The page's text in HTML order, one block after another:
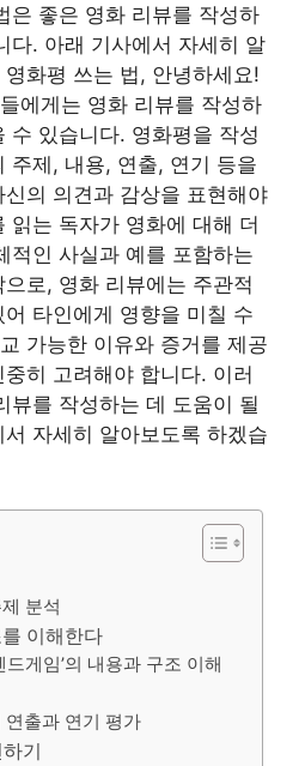
은 좋은 영화 리뷰를 작성하
다. 아래 기사에서 자세히 알
화평 쓰는 법, 안녕하세요!
에게는 영화 리뷰를 작성하
수 있습니다. 영화평을 작성
주제, 내용, 연출, 연기 등을
의 의견과 감상을 표현해야
읽는 독자가 영화에 대해 더
적인 사실과 예를 포함하는
로, 영화 리뷰에는 주관적
타인에게 영향을 미칠 수
가능한 이유와 증거를 제공
히 고려해야 합니다. 이러
뷰를 작성하는 데 도움이 될
자세히 알아보도록 하겠습
제 분석
이해한다
드게임’의 내용과 구조 이해
연출과 연기 평가
기